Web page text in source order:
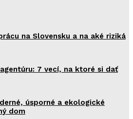
na Slovensku a na aké riziká
7 vecí, na ktoré si dať
úsporné a ekologické
dom